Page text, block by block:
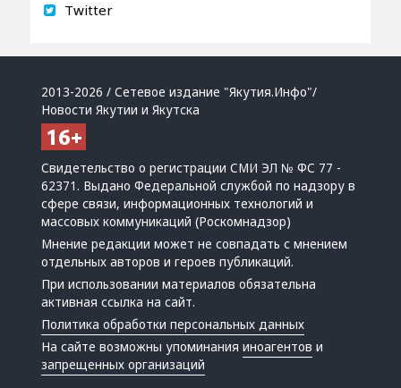
Twitter
2013-2026 / Сетевое издание "Якутия.Инфо"/
Новости Якутии и Якутска
Свидетельство о регистрации СМИ ЭЛ № ФС 77 -
62371. Выдано Федеральной службой по надзору в
сфере связи, информационных технологий и
массовых коммуникаций (Роскомнадзор)
Мнение редакции может не совпадать с мнением
отдельных авторов и героев публикаций.
При использовании материалов обязательна
активная ссылка на сайт.
Политика обработки персональных данных
На сайте возможны упоминанияиноагентов и
запрещенных организаций